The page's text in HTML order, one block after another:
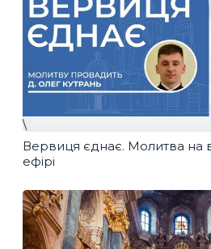
\
Вервиця єднає. Молитва на
ефірі